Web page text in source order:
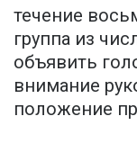
течение
группа из
объявить
внимание
положение